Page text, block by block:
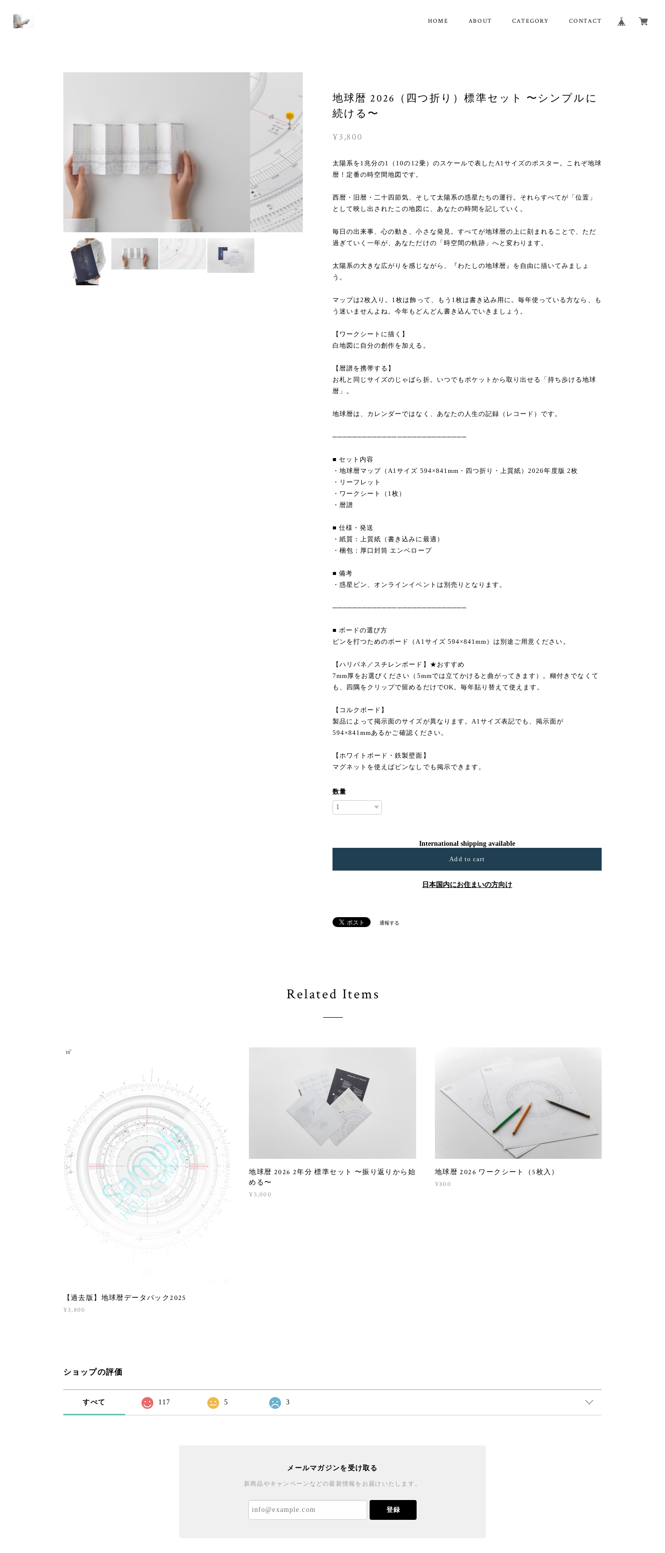
HOME ABOUT CATEGORY CONTACT
地球暦 2026（四つ折り）標準セット 〜シンプルに
続ける〜
¥3,800
太陽系を1兆分の1（10の12乗）のスケールで表したA1サイズのポスター。これぞ地球
暦！定番の時空間地図です。
西暦・旧暦・二十四節気、そして太陽系の惑星たちの運行。それらすべてが「位置」
として映し出されたこの地図に、あなたの時間を記していく。
毎日の出来事、心の動き、小さな発見。すべてが地球暦の上に刻まれることで、ただ
過ぎていく一年が、あなただけの「時空間の軌跡」へと変わります。
太陽系の大きな広がりを感じながら、『わたしの地球暦』を自由に描いてみましょ
う。
マップは2枚入り。1枚は飾って、もう1枚は書き込み用に。毎年使っている方なら、も
う迷いませんよね。今年もどんどん書き込んでいきましょう。
【ワークシートに描く】
白地図に自分の創作を加える。
【暦譜を携帯する】
お札と同じサイズのじゃばら折。いつでもポケットから取り出せる「持ち歩ける地球
暦」。
地球暦は、カレンダーではなく、あなたの人生の記録（レコード）です。
───────────────────────────
■ セット内容
・地球暦マップ（A1サイズ 594×841mm・四つ折り・上質紙）2026年度版 2枚
・リーフレット
・ワークシート（1枚）
・暦譜
■ 仕様・発送
・紙質：上質紙（書き込みに最適）
・梱包：厚口封筒 エンベロープ
■ 備考
・惑星ピン、オンラインイベントは別売りとなります。
───────────────────────────
■ ボードの選び方
ピンを打つためのボード（A1サイズ 594×841mm）は別途ご用意ください。
【ハリパネ／スチレンボード】★おすすめ
7mm厚をお選びください（5mmでは立てかけると曲がってきます）。糊付きでなくて
も、四隅をクリップで留めるだけでOK。毎年貼り替えて使えます。
【コルクボード】
製品によって掲示面のサイズが異なります。A1サイズ表記でも、掲示面が
594×841mmあるかご確認ください。
【ホワイトボード・鉄製壁面】
マグネットを使えばピンなしでも掲示できます。
数量
International shipping available
Add to cart
日本国内にお住まいの方向け
通報する
Related Items
【過去版】地球暦データパック2025
¥3,800
地球暦 2026 2年分 標準セット 〜振り返りから始
める〜
¥5,000
地球暦 2026 ワークシート（5枚入）
¥800
ショップの評価
すべて 117 5 3
メールマガジンを受け取る
新商品やキャンペーンなどの最新情報をお届けいたします。
登録